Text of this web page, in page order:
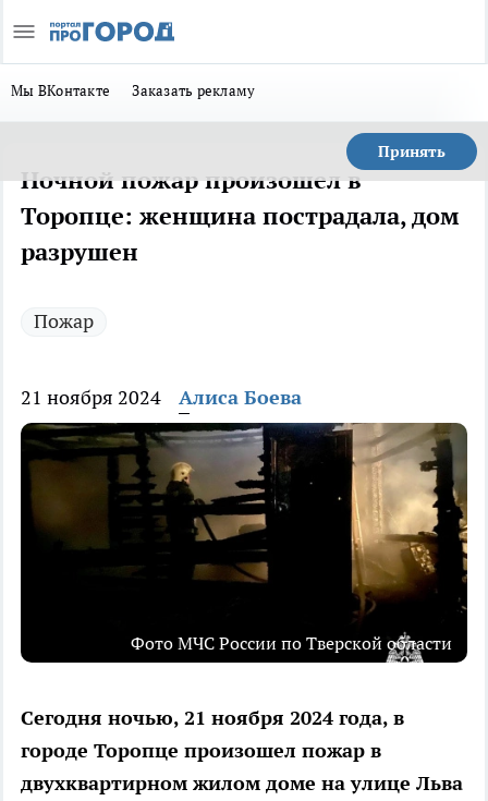
Мы ВКонтакте Заказать рекламу
Принять
Ночной пожар произошел в
Торопце: женщина пострадала, дом
разрушен
Пожар
21 ноября 2024 Алиса Боева
Фото МЧС России по Тверской области
Сегодня ночью, 21 ноября 2024 года, в
городе Торопце произошел пожар в
двухквартирном жилом доме на улице Льва